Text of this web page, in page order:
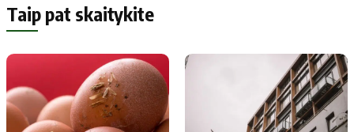
Taip pat skaitykite